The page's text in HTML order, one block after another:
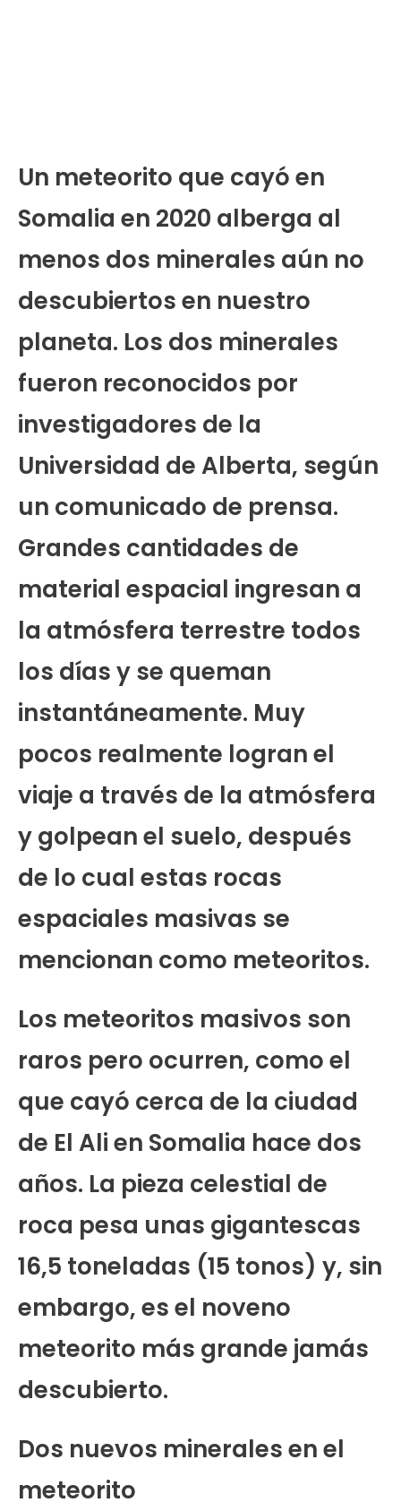
Un meteorito que cayó en
Somalia en 2020 alberga al
menos dos minerales aún no
descubiertos en nuestro
planeta. Los dos minerales
fueron reconocidos por
investigadores de la
Universidad de Alberta, según
un comunicado de prensa.
Grandes cantidades de
material espacial ingresan a
la atmósfera terrestre todos
los días y se queman
instantáneamente. Muy
pocos realmente logran el
viaje a través de la atmósfera
y golpean el suelo, después
de lo cual estas rocas
espaciales masivas se
mencionan como meteoritos.
Los meteoritos masivos son
raros pero ocurren, como el
que cayó cerca de la ciudad
de El Ali en Somalia hace dos
años. La pieza celestial de
roca pesa unas gigantescas
16,5 toneladas (15 tonos) y, sin
embargo, es el noveno
meteorito más grande jamás
descubierto.
Dos nuevos minerales en el
meteorito